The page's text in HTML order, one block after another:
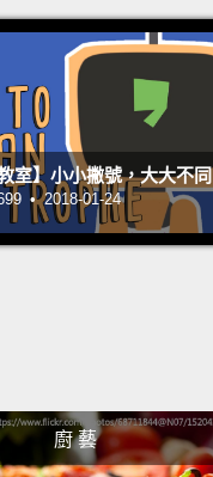
室】小小撇號，大大不同
• 2018-01-24
廚 藝